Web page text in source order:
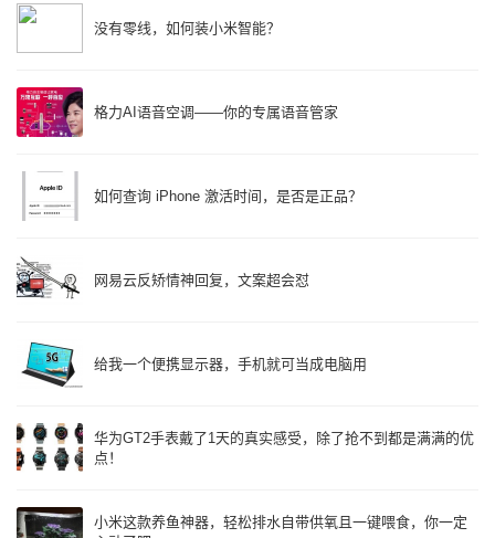
没有零线，如何装小米智能？
格力AI语音空调——你的专属语音管家
如何查询 iPhone 激活时间，是否是正品？
网易云反矫情神回复，文案超会怼
给我一个便携显示器，手机就可当成电脑用
华为GT2手表戴了1天的真实感受，除了抢不到都是满满的优
点！
小米这款养鱼神器，轻松排水自带供氧且一键喂食，你一定